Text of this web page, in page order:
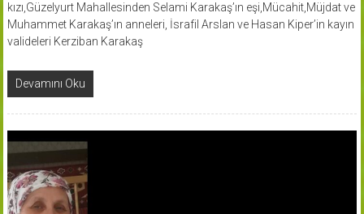
kızı,Güzelyurt Mahallesinden Selami Karakaş’ın eşi,Mücahit,Müjdat ve
Muhammet Karakaş’ın anneleri, İsrafil Arslan ve Hasan Kiper’in kayın
valideleri Kerziban Karakaş
Devamını Oku